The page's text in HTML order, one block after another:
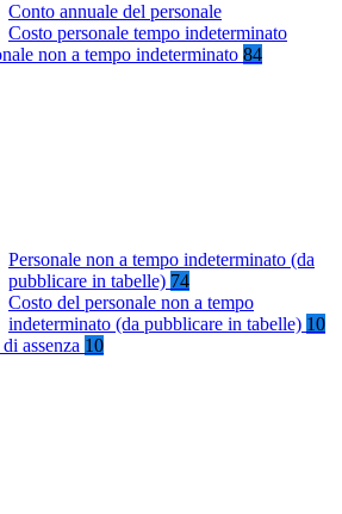
Conto annuale del personale
Costo personale tempo indeterminato
non a tempo indeterminato 84
Personale non a tempo indeterminato (da
pubblicare in tabelle) 74
Costo del personale non a tempo
indeterminato (da pubblicare in tabelle) 10
assenza 10